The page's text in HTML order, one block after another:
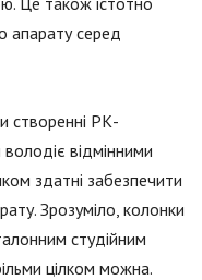
апарату серед
створенні РК-
володіє відмінними
здатні забезпечити
Зрозуміло, колонки
студійним
цілком можна.